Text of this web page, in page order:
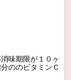
味期限が１０ヶ
ののビタミンＣ